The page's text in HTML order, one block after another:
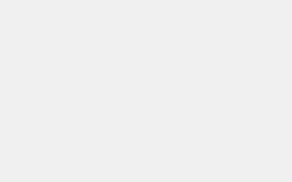
幻丨紫襟团队丨轻松搞笑丨多人有声